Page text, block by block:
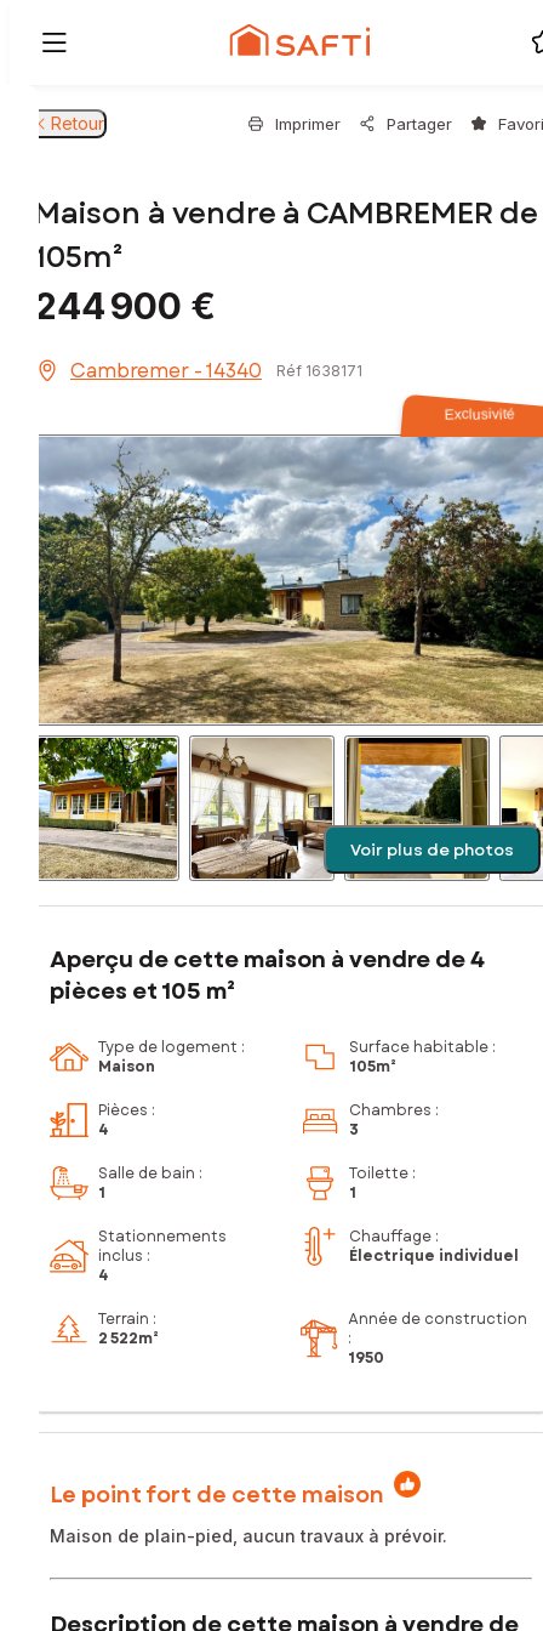
Retour Imprimer Partager
Maison à vendre à CAMBREMER de
105m²
244 900 €
Cambremer - 14340 Réf 1638171
Exclusivité
Voir plus de photos
Aperçu de cette maison à vendre de 4
pièces et 105 m²
Type de logement :
Maison
Surface habitable :
105m²
Pièces :
4
Chambres :
3
Salle de bain :
1
Toilette :
1
Stationnements
inclus :
4
Chauffage :
Électrique individuel
Terrain :
2 522m²
Année de construction
:
1950
Le point fort de cette maison
Maison de plain-pied, aucun travaux à prévoir.